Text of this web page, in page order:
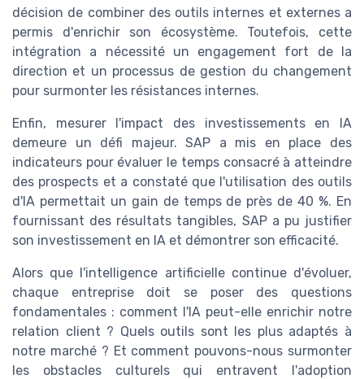
décision de combiner des outils internes et externes a
permis d'enrichir son écosystème. Toutefois, cette
intégration a nécessité un engagement fort de la
direction et un processus de gestion du changement
pour surmonter les résistances internes.
Enfin, mesurer l'impact des investissements en IA
demeure un défi majeur. SAP a mis en place des
indicateurs pour évaluer le temps consacré à atteindre
des prospects et a constaté que l'utilisation des outils
d'IA permettait un gain de temps de près de 40 %. En
fournissant des résultats tangibles, SAP a pu justifier
son investissement en IA et démontrer son efficacité.
Alors que l'intelligence artificielle continue d'évoluer,
chaque entreprise doit se poser des questions
fondamentales : comment l'IA peut-elle enrichir notre
relation client ? Quels outils sont les plus adaptés à
notre marché ? Et comment pouvons-nous surmonter
les obstacles culturels qui entravent l'adoption